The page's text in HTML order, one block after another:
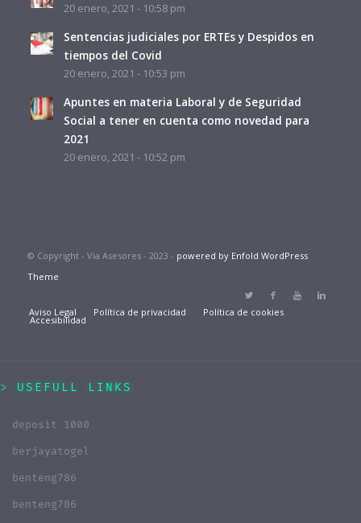
20 enero, 2021 - 10:58 pm
Sentencias judiciales por ERTEs y Despidos en
tiempos del Covid
20 enero, 2021 - 10:53 pm
Apuntes en materia Laboral y de Seguridad
Social a tener en cuenta como novedad para
2021
20 enero, 2021 - 10:52 pm
© Copyright - Via Asesores - 2023 - powered by Enfold WordPress
Theme
Aviso Legal Política de privacidad Política de cookies
Accesibilidad
USEFULL LINKS
deposit 1000
berjayatogel
benteng786
benteng786